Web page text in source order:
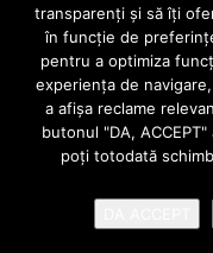
transparenţi și să îţi
în funcţie de
pentru a optimiza
experienţa de
a afişa reclame
butonul "DA,
poţi totodată